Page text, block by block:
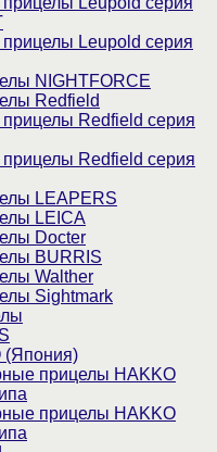
прицелы Leupold серия
NIGHTFORCE
Redfield
прицелы Redfield серия
прицелы Redfield серия
LEAPERS
LEICA
Docter
BURRIS
Walther
Sightmark
(Япония)
прицелы HAKKO
прицелы HAKKO